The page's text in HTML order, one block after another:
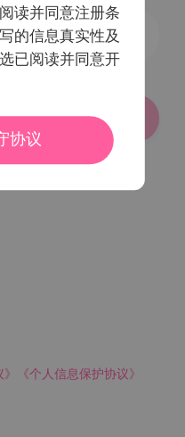
获取验证码
册
读并同意注册条
的信息真实性及
已阅读并同意开
协议
《个人信息保护协议》